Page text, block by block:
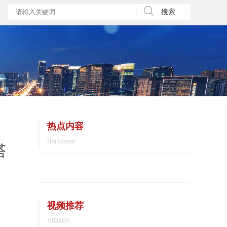
搜索
热点内容
Hot content
视频推荐
VIDEOS